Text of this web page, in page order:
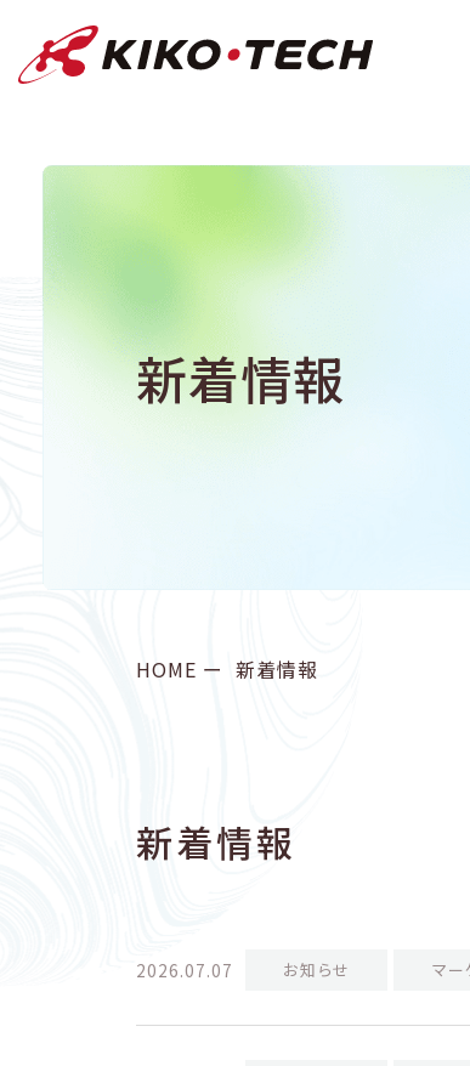
キコーテック株式会社 | ライ
新着情報
HOME 新着情報
新着情報
2026.07.07 お知らせ マー